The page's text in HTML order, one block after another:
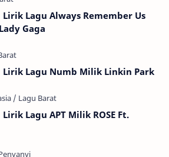
Lagu Always Remember Us
Gaga
Lirik Lagu Numb Milik Linkin Park
Lagu APT Milik ROSE Ft.